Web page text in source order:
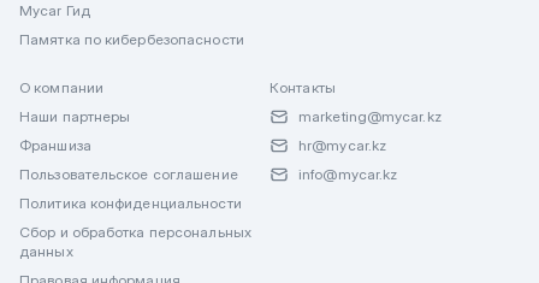
Mycar Гид
Памятка по кибербезопасности
О компании
Наши партнеры
Франшиза
Пользовательское соглашение
Политика конфиденциальности
Сбор и обработка персональных
данных
Контакты
marketing@mycar.kz
hr@mycar.kz
info@mycar.kz